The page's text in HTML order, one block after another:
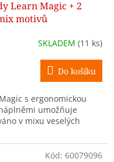
Learn Magic + 2
motivů
SKLADEM (11 ks)
Do košíku
s ergonomickou
umožňuje
v mixu veselých
Kód: 60079096